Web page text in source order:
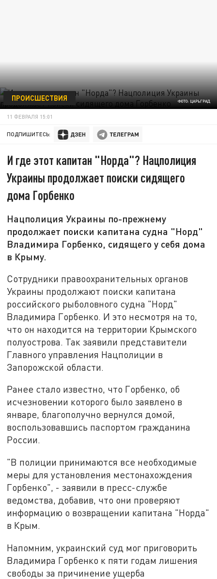
ФОТО: ЦАРЬГРАД
ПРОИСШЕСТВИЯ
11 ФЕВРАЛЯ 15:01
ПОДПИШИТЕСЬ:
И где этот капитан "Норда"? Нацполиция
Украины продолжает поиски сидящего
дома Горбенко
Нацполиция Украины по-прежнему
продолжает поиски капитана судна "Норд"
Владимира Горбенко, сидящего у себя дома
в Крыму.
Сотрудники правоохранительных органов
Украины продолжают поиски капитана
российского рыболовного судна "Норд"
Владимира Горбенко. И это несмотря на то,
что он находится на территории Крымского
полуострова. Так заявили представители
Главного управления Нацполиции в
Запорожской области.
Ранее стало известно, что Горбенко, об
исчезновении которого было заявлено в
январе, благополучно вернулся домой,
воспользовавшись паспортом гражданина
России.
"В полиции принимаются все необходимые
меры для установления местонахождения
Горбенко", - заявили в пресс-службе
ведомства, добавив, что они проверяют
информацию о возвращении капитана "Норда"
в Крым.
Напомним, украинский суд мог приговорить
Владимира Горбенко к пяти годам лишения
свободы за причинение ущерба